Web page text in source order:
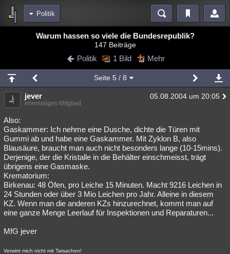
Politik
Blogs Videos
Chat Wiki Neuigkeiten
meine Rubriken
Menschen Mystery Kriminalfälle
Spiritualität
Natur Umfragen Unterhaltung
weitere Rubriken
Philosophie Träume
Astronomie Helpdesk Gruppen Gaming Filme
Musik Clash Verbesserungen Allmystery English
Warum hassen so viele die Bundesrepublik?
147 Beiträge
Politik 1 Bild Mehr
Seite 5 / 8
jever 05.08.2004 um 20:05
ehemaliges Mitglied
Also:
Gaskammer: Ich nehme eine Dusche, dichte die Türen mit
Gummi ab und habe eine Gaskammer. Mit Zyklon B, also
Blausäure, braucht man auch nicht besonders lange (10-15mins).
Derjenige, der die Kristalle in die Behälter einschmeisst, trägt
übrigens eine Gasmaske.
Krematorium:
Birkenau: 48 Öfen, pro Leiche 15 Minuten. Macht 9216 Leichen in
24 Stunden oder über 3 Mio Leichen pro Jahr. Alleine in diesem
KZ. Wenn man die anderen KZs hinzurechnet, kommt man auf
eine ganze Menge Leerlauf für Inspektionen und Reparaturen...
MfG jever
Verwirrt mich nicht mit Tatsachen!